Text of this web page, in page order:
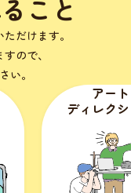
こと
だけます。
ので、
い。
レクション